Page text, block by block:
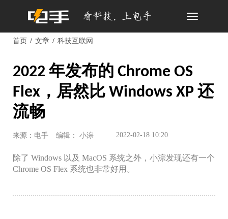
Toggle
首页 文章 科技互联网
2022 年发布的 Chrome OS
Flex，居然比 Windows XP 还
流畅
来源：电手 编辑： 小淙 2022-02-18 10:20
除了 Windows 以及 MacOS 系统之外，小淙发现还有一个
Chrome OS Flex 系统也非常好用。